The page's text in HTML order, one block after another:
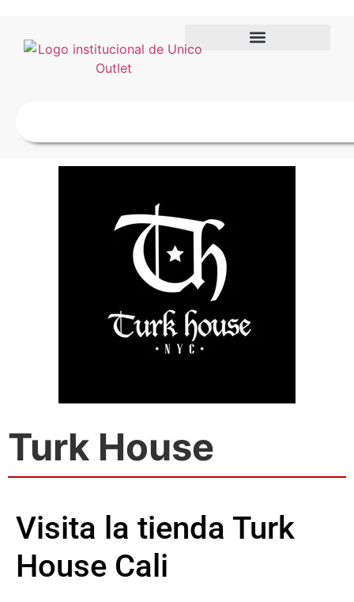
Turk House
Visita la tienda Turk
House Cali